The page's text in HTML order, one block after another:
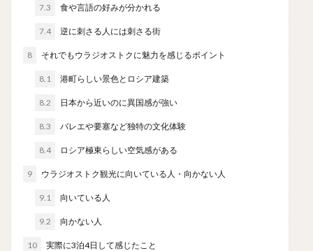
7.3 食や言語の好みが分かれる
7.4 逆に刺さる人には刺さる街
8 それでもウラジオストクに魅力を感じるポイント
8.1 港町らしい景色とロシア建築
8.2 日本から近いのに異国感が強い
8.3 バレエや要塞など独特の文化体験
8.4 ロシア極東らしい空気感がある
9 ウラジオストク観光に向いている人・向かない人
9.1 向いている人
9.2 向かない人
10 実際に3泊4日して感じたこと